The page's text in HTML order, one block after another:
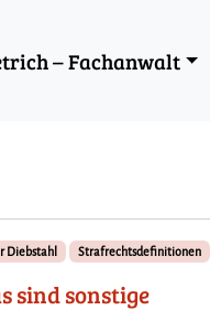
– Fachanwalt
Diebstahl Strafrechtsdefinitionen
sind sonstige